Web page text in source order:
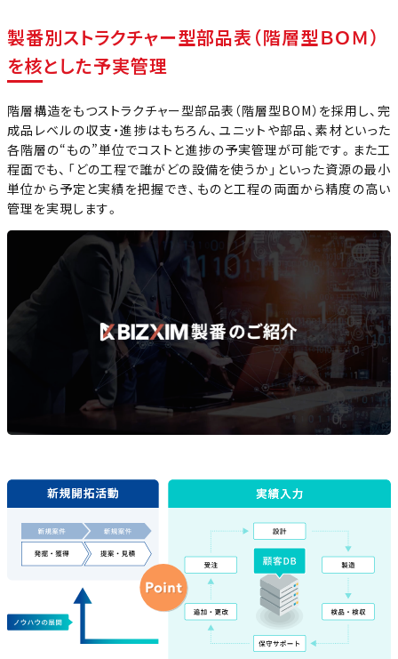
製番別ストラクチャー型部品表（階層型ＢＯＭ）
を核とした予実管理
階層構造をもつストラクチャー型部品表（階層型BOM）を採用し、完
成品レベルの収支・進捗はもちろん、ユニットや部品、素材といった
各階層の“もの”単位でコストと進捗の予実管理が可能です。また工
程面でも、「どの工程で誰がどの設備を使うか」といった資源の最小
単位から予定と実績を把握でき、ものと工程の両面から精度の高い
管理を実現します。